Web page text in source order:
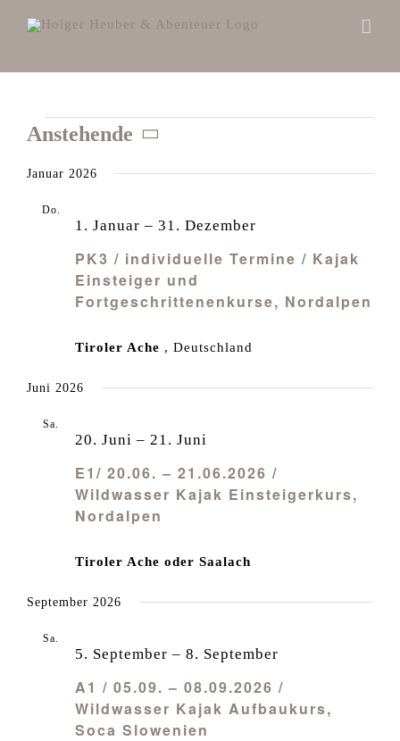
Inhalt
Veranstaltungen
Anstehende
wählen.
Januar 2026
Do.
PK3 / individuelle Termine / Kajak
Einsteiger und
Fortgeschrittenenkurse, Nordalpen
1. Januar – 31. Dezember
Tiroler Ache , Deutschland
Juni 2026
Sa.
E1/ 20.06. – 21.06.2026 /
Wildwasser Kajak Einsteigerkurs,
Nordalpen
20. Juni – 21. Juni
Tiroler Ache oder Saalach
September 2026
Sa.
A1 / 05.09. – 08.09.2026 /
Wildwasser Kajak Aufbaukurs,
Soca Slowenien
5. September – 8. September